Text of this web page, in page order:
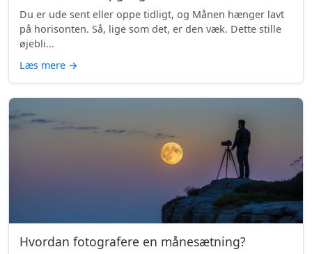
Du er ude sent eller oppe tidligt, og Månen hænger lavt
på horisonten. Så, lige som det, er den væk. Dette stille
øjebli...
Læs mere →
Hvordan fotografere en månesætning?